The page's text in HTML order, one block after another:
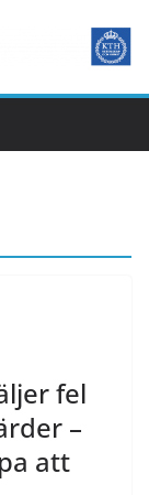
fel
–
att